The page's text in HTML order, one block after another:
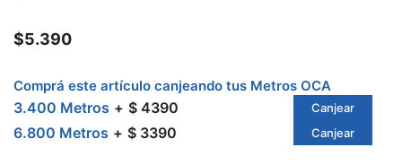
$5.390
Comprá este artículo canjeando tus Metros OCA
3.400 Metros $ 4390 Canjear
6.800 Metros $ 3390 Canjear